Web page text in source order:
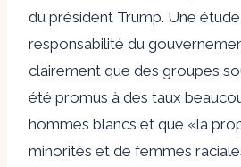
du président Trump. Une
responsabilité du
clairement que des groupes
été promus à des taux
hommes blancs et que «la
minorités et de femmes